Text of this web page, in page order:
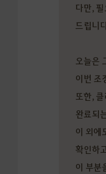
다만,
드립니
오늘은
이번 조
또한,
완료되
이 외에
확인하
이 부분